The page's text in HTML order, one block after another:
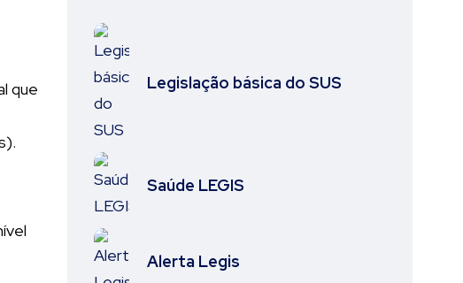
que
Legislação básica do SUS
Saúde LEGIS
Alerta Legis